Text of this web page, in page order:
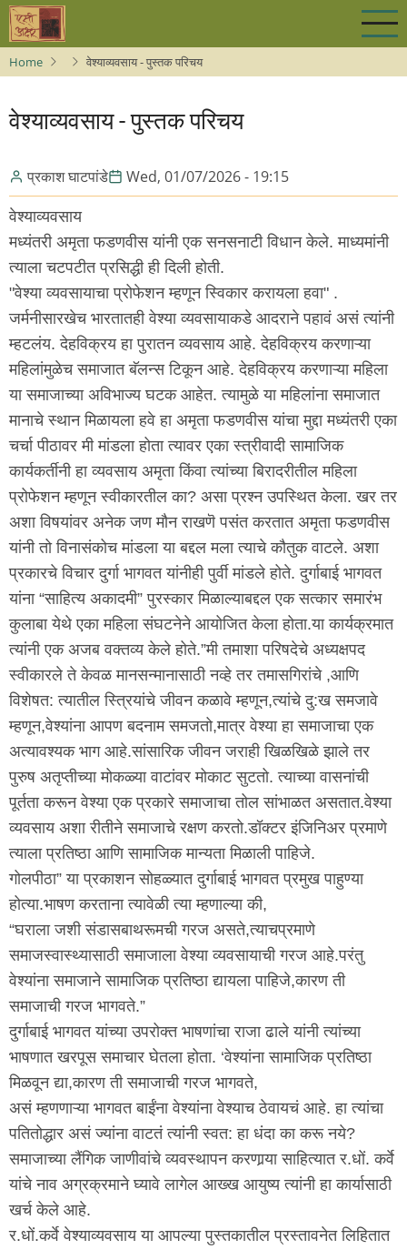
Skip
main
content
Home वेश्याव्यवसाय - पुस्तक परिचय
वेश्याव्यवसाय - पुस्तक परिचय
प्रकाश घाटपांडे Wed, 01/07/2026 - 19:15
वेश्याव्यवसाय
मध्यंतरी अमृता फडणवीस यांनी एक सनसनाटी विधान केले. माध्यमांनी
त्याला चटपटीत प्रसिद्धी ही दिली होती.
"वेश्या व्यवसायाचा प्रोफेशन म्हणून स्विकार करायला हवा" .
जर्मनीसारखेच भारतातही वेश्या व्यवसायाकडे आदराने पहावं असं त्यांनी
म्हटलंय. देहविक्रय हा पुरातन व्यवसाय आहे. देहविक्रय करणाऱ्या
महिलांमुळेच समाजात बॅलन्स टिकून आहे. देहविक्रय करणाऱ्या महिला
या समाजाच्या अविभाज्य घटक आहेत. त्यामुळे या महिलांना समाजात
मानाचे स्थान मिळायला हवे हा अमृता फडणवीस यांचा मुद्दा मध्यंतरी एका
चर्चा पीठावर मी मांडला होता त्यावर एका स्त्रीवादी सामाजिक
कार्यकर्तीनी हा व्यवसाय अमृता किंवा त्यांच्या बिरादरीतील महिला
प्रोफेशन म्हणून स्वीकारतील का? असा प्रश्न उपस्थित केला. खर तर
अशा विषयांवर अनेक जण मौन राखणॆ पसंत करतात अमृता फडणवीस
यांनी तो विनासंकोच मांडला या बद्दल मला त्याचे कौतुक वाटले. अशा
प्रकारचे विचार दुर्गा भागवत यांनीही पुर्वी मांडले होते. दुर्गाबाई भागवत
यांना “साहित्य अकादमी” पुरस्कार मिळाल्याबद्दल एक सत्कार समारंभ
कुलाबा येथे एका महिला संघटनेने आयोजित केला होता.या कार्यक्रमात
त्यांनी एक अजब वक्तव्य केले होते.”मी तमाशा परिषदेचे अध्यक्षपद
स्वीकारले ते केवळ मानसन्मानासाठी नव्हे तर तमासगिरांचे ,आणि
विशेषत: त्यातील स्त्रियांचे जीवन कळावे म्हणून,त्यांचे दु:ख समजावे
म्हणून,वेश्यांना आपण बदनाम समजतो,मात्र वेश्या हा समाजाचा एक
अत्यावश्यक भाग आहे.सांसारिक जीवन जराही खिळखिळे झाले तर
पुरुष अतृप्तीच्या मोकळ्या वाटांवर मोकाट सुटतो. त्याच्या वासनांची
पूर्तता करून वेश्या एक प्रकारे समाजाचा तोल सांभाळत असतात.वेश्या
व्यवसाय अशा रीतीने समाजाचे रक्षण करतो.डॉक्टर इंजिनिअर प्रमाणे
त्याला प्रतिष्ठा आणि सामाजिक मान्यता मिळाली पाहिजे.
गोलपीठा” या प्रकाशन सोहळ्यात दुर्गाबाई भागवत प्रमुख पाहुण्या
होत्या.भाषण करताना त्यावेळी त्या म्हणाल्या की,
“घराला जशी संडासबाथरूमची गरज असते,त्याचप्रमाणे
समाजस्वास्थ्यासाठी समाजाला वेश्या व्यवसायाची गरज आहे.परंतु
वेश्यांना समाजाने सामाजिक प्रतिष्ठा द्यायला पाहिजे,कारण ती
समाजाची गरज भागवते.”
दुर्गाबाई भागवत यांच्या उपरोक्त भाषणांचा राजा ढाले यांनी त्यांच्या
भाषणात खरपूस समाचार घेतला होता. ‘वेश्यांना सामाजिक प्रतिष्ठा
मिळवून द्या,कारण ती समाजाची गरज भागवते,
असं म्हणणाऱ्या भागवत बाईंना वेश्यांना वेश्याच ठेवायचं आहे. हा त्यांचा
पतितोद्धार असं ज्यांना वाटतं त्यांनी स्वत: हा धंदा का करू नये?
समाजाच्या लैंगिक जाणीवांचे व्यवस्थापन करणार्‍या साहित्यात र.धों. कर्वे
यांचे नाव अग्रक्रमाने घ्यावे लागेल आख्ख आयुष्य त्यांनी हा कार्यासाठी
खर्च केले आहे.
र.धों.कर्वे वेश्याव्यवसाय या आपल्या पुस्तकातील प्रस्तावनेत लिहितात